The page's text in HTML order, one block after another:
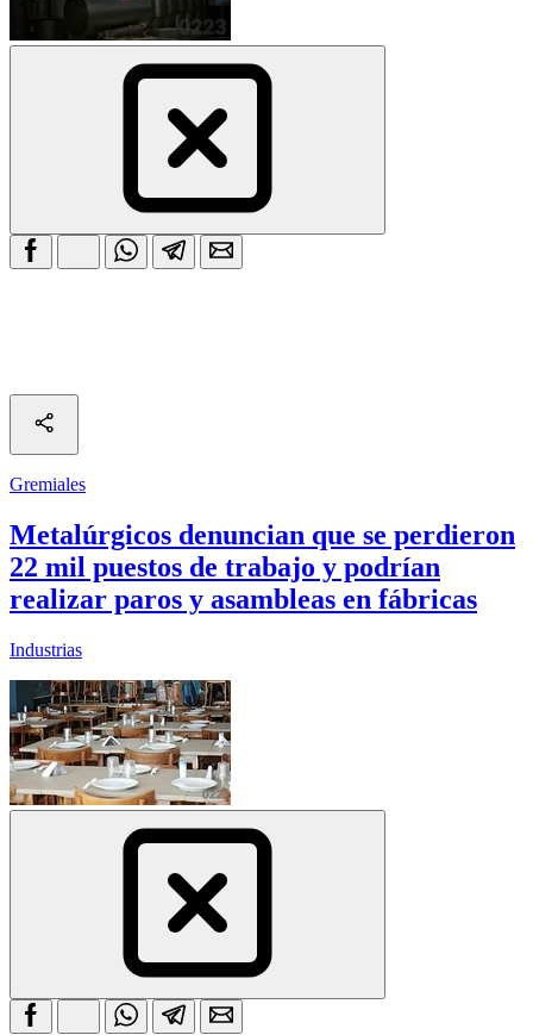
Gremiales
Metalúrgicos denuncian que se perdieron
22 mil puestos de trabajo y podrían
realizar paros y asambleas en fábricas
Industrias